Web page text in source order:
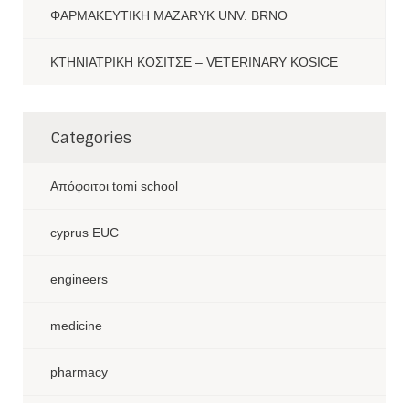
ΦΑΡΜΑΚΕΥΤΙΚΗ MAZARYK UNV. BRNO
ΚΤΗΝΙΑΤΡΙΚΗ ΚΟΣΙΤΣΕ – VETERINARY KOSICE
Categories
Aπόφοιτοι tomi school
cyprus EUC
engineers
medicine
pharmacy